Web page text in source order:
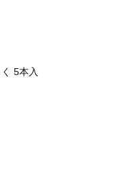
5本入